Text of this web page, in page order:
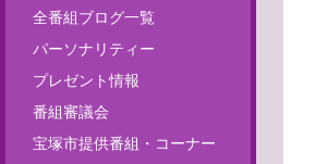
全番組ブログ一覧
パーソナリティー
プレゼント情報
番組審議会
宝塚市提供番組・コーナー